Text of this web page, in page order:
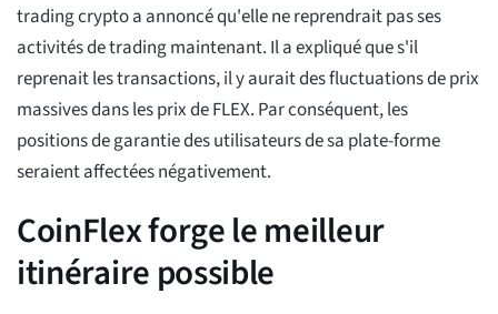
trading crypto a annoncé qu'elle ne reprendrait pas ses
activités de trading maintenant. Il a expliqué que s'il
reprenait les transactions, il y aurait des fluctuations de prix
massives dans les prix de FLEX. Par conséquent, les
positions de garantie des utilisateurs de sa plate-forme
seraient affectées négativement.
CoinFlex forge le meilleur
itinéraire possible